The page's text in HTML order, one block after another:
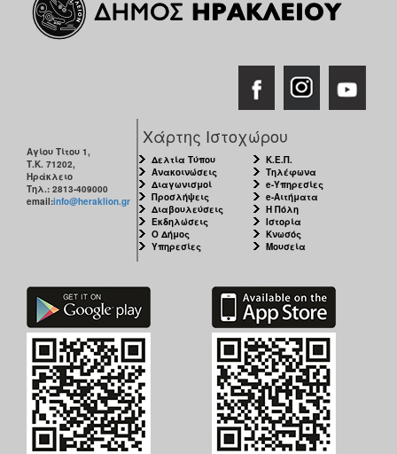
Αγίου Τίτου 1,
Τ.Κ. 71202,
Ηράκλειο
Τηλ.: 2813-409000
email:info@heraklion.gr
Χάρτης Ιστοχώρου
Δελτία Τύπου
Ανακοινώσεις
Διαγωνισμοί
Προσλήψεις
Διαβουλεύσεις
Εκδηλώσεις
Ο Δήμος
Υπηρεσίες
Κ.Ε.Π.
Τηλέφωνα
e-Υπηρεσίες
e-Αιτήματα
Η Πόλη
Ιστορία
Κνωσός
Μουσεία